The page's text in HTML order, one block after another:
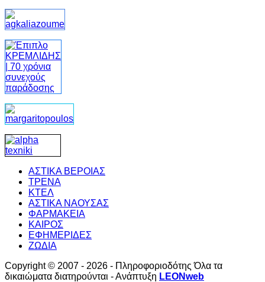
ΑΣΤΙΚΑ ΒΕΡΟΙΑΣ
ΤΡΕΝΑ
ΚΤΕΛ
ΑΣΤΙΚΑ ΝΑΟΥΣΑΣ
ΦΑΡΜΑΚΕΙΑ
ΚΑΙΡΟΣ
ΕΦΗΜΕΡΙΔΕΣ
ΖΩΔΙΑ
Copyright © 2007 - 2026 - Πληροφοριοδότης Όλα τα
δικαιώματα διατηρούνται - Ανάπτυξη LEONweb